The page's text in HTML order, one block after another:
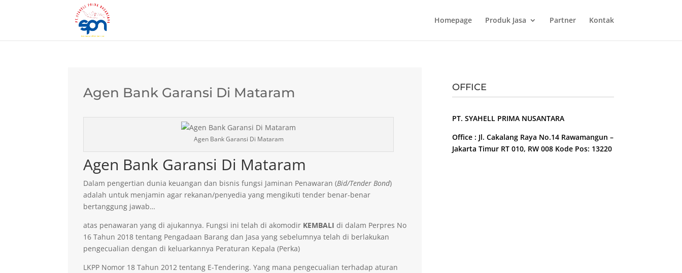
Homepage Produk Jasa Partner Kontak
Agen Bank Garansi Di Mataram
Agen Bank Garansi Di Mataram
Agen Bank Garansi Di Mataram
Dalam pengertian dunia keuangan dan bisnis fungsi Jaminan Penawaran (Bid/Tender Bond)
adalah untuk menjamin agar rekanan/penyedia yang mengikuti tender benar-benar
bertanggung jawab…
atas penawaran yang di ajukannya. Fungsi ini telah di akomodir KEMBALI di dalam Perpres No
16 Tahun 2018 tentang Pengadaan Barang dan Jasa yang sebelumnya telah di berlakukan
pengecualian dengan di keluarkannya Peraturan Kepala (Perka)
LKPP Nomor 18 Tahun 2012 tentang E-Tendering. Yang mana pengecualian terhadap aturan
OFFICE
PT. SYAHELL PRIMA NUSANTARA
Office : Jl. Cakalang Raya No.14 Rawamangun –
Jakarta Timur RT 010, RW 008 Kode Pos: 13220